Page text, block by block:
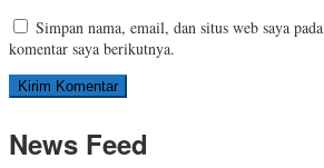
Simpan nama, email, dan situs web saya
komentar saya berikutnya.
News Feed